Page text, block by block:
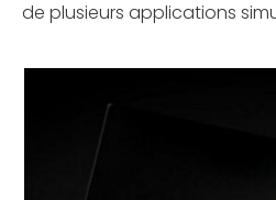
de plusieurs applications